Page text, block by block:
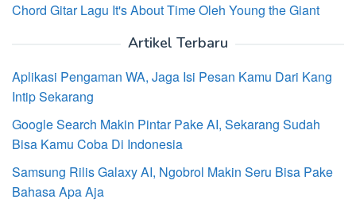
Chord Gitar Lagu It's About Time Oleh Young the Giant
Artikel Terbaru
Aplikasi Pengaman WA, Jaga Isi Pesan Kamu Dari Kang
Intip Sekarang
Google Search Makin Pintar Pake AI, Sekarang Sudah
Bisa Kamu Coba Di Indonesia
Samsung Rilis Galaxy AI, Ngobrol Makin Seru Bisa Pake
Bahasa Apa Aja